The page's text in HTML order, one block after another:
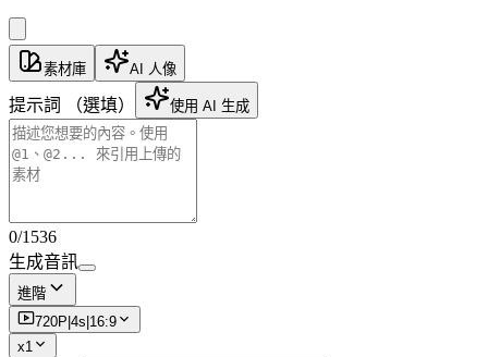
素材庫 AI 人像
提示詞 （選填） 使用 AI 生成
0/1536
生成音訊
進階
720P 4s 16:9
x1